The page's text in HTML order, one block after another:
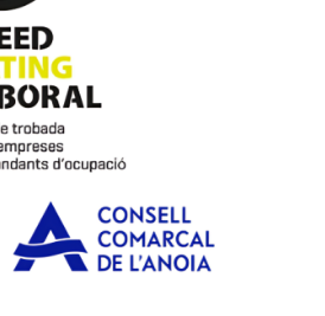
Galería de Presidentes
Biblioteca Archivo